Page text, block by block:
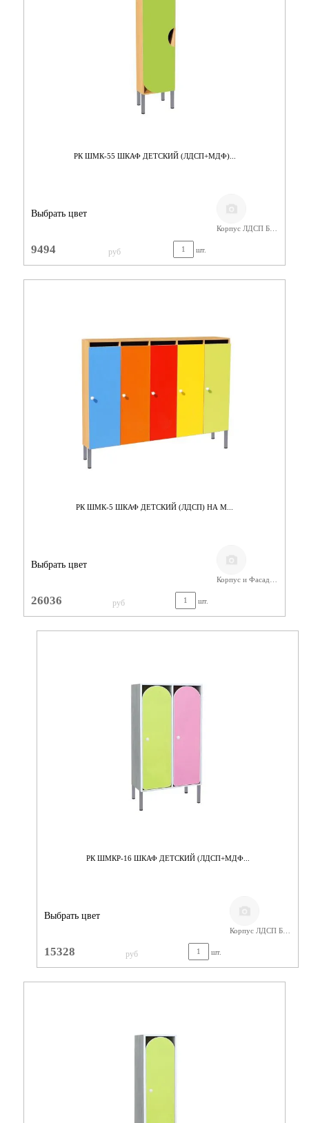
РК ШМК-55 ШКАФ ДЕТСКИЙ (ЛДСП+МДФ)...
Выбрать цвет
Корпус ЛДСП Бук,Фасады МДФ
9494 руб шт.
РК ШМК-5 ШКАФ ДЕТСКИЙ (ЛДСП) НА М...
Выбрать цвет
26036 руб шт.
РК ШМКР-16 ШКАФ ДЕТСКИЙ (ЛДСП+МДФ...
Выбрать цвет
Корпус ЛДСП Бук,Фасады МДФ
15328 руб шт.